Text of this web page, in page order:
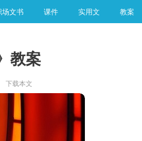
场文书 课件 实用文 教案
教案
下载本文